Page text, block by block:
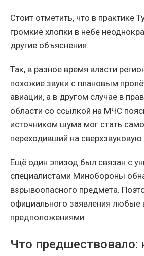
Стоит отметить, что в практике
громкие хлопки в небе
другие объяснения.
Так, в разное время власти
похожие звуки с плановым
авиации, а в другом случае в
области со ссылкой на МЧС
источником шума мог стать
переходивший на сверхзвуковую
Ещё один эпизод был связан с
специалистами Минобороны
взрывоопасного предмета.
официального заявления
предположениями.
Что предшествовало: